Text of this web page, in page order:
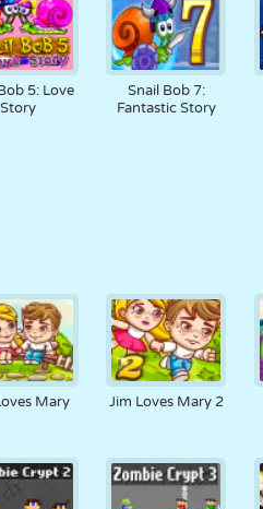
5: Love
Story
Snail Bob 7:
Fantastic Story
Mary Jim Loves Mary 2